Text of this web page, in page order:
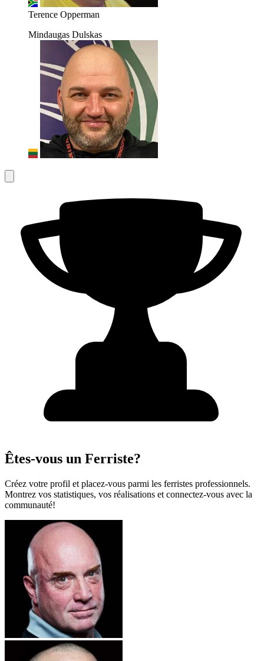
Terence Opperman
Mindaugas Dulskas
Êtes-vous un Ferriste?
Créez votre profil et placez-vous parmi les ferristes professionnels.
Montrez vos statistiques, vos réalisations et connectez-vous avec la
communauté!